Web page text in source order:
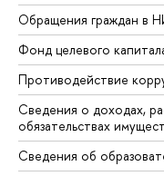
Обращения граждан в
Фонд целевого
Противодействие
Сведения о доходах,
обязательствах
Сведения об